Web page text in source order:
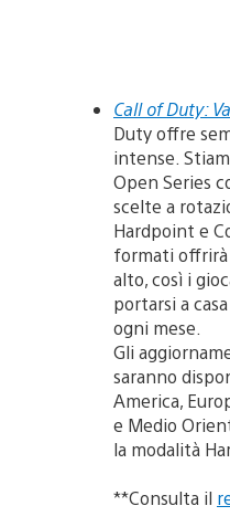
Call of Duty:
Duty offre
intense.
Open Series
scelte a
Hardpoint e
formati
alto, così i
portarsi a
ogni mese.
Gli
saranno
America,
e Medio
la modalità
**Consulta il